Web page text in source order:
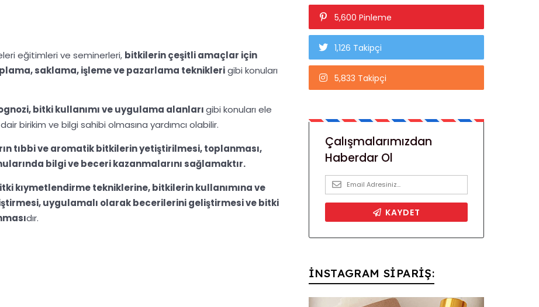
eğitimleri ve seminerleri, bitkilerin çeşitli amaçlar için
saklama, işleme ve pazarlama tekniklerigibi konuları
bitki kullanımı ve uygulama alanlarıgibi konuları ele
birikim ve bilgi sahibi olmasına yardımcı olabilir.
tıbbi ve aromatik bitkilerin yetiştirilmesi, toplanması,
bilgi ve beceri kazanmalarını sağlamaktır.
kıymetlendirme tekniklerine, bitkilerin kullanımına ve
uygulamalı olarak becerilerini geliştirmesi ve bitki
dır.
5,600 Pinleme
1,126 Takipçi
5,833 Takipçi
İNSTAGRAM SİPARİŞ: